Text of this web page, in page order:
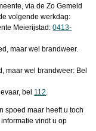
via de Zo Gemeld
volgende werkdag:
Meierijstad:0413-
maar wel brandweer.
maar wel brandweer: Bel
bel 112.
spoed maar heeft u toch
informatie vindt u op